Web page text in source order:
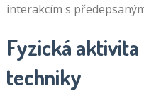
interakcím s
Fyzická
techniky